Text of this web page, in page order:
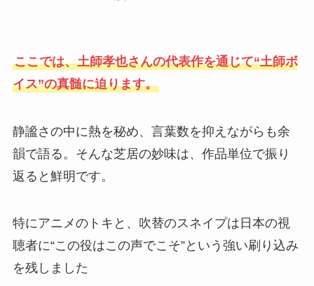
ここでは、土師孝也さんの代表作を通じて“土師ボ
イス”の真髄に迫ります。
静謐さの中に熱を秘め、言葉数を抑えながらも余
韻で語る。そんな芝居の妙味は、作品単位で振り
返ると鮮明です。
特にアニメのトキと、吹替のスネイプは日本の視
聴者に“この役はこの声でこそ”という強い刷り込み
を残しました